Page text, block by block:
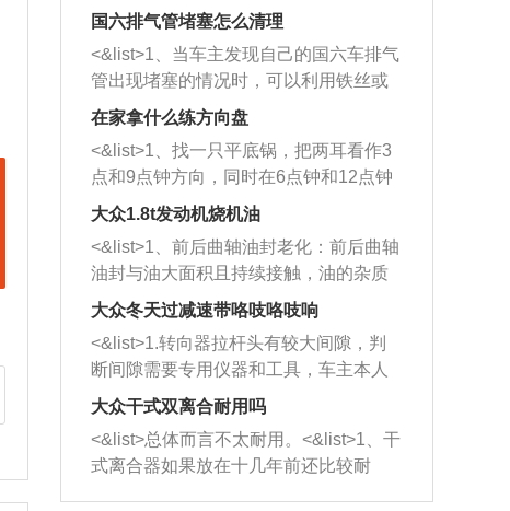
牌，但是中高低端的轮胎都有生产，这
也是为了更好的开拓市场。
国六排气管堵塞怎么清理
<&list>1、当车主发现自己的国六车排气
管出现堵塞的情况时，可以利用铁丝或
者是细棍，直接将杂物给取出来，如果
堵塞情况比较严重，也可以采取应急措
施。 <&list>2、直接利用木棍将所有的
杂物推到排气管里面的位置处，然后将
三元催化器拆解开，就可以将堵塞的东
西取出来。但如果是因为积碳过多引起
的堵塞，就需要将三元催化器泡在草酸
洗剂对堵塞的情况得到解决，将清洗剂
放在燃油箱中，与燃油混合后，车辆启
动时，就可以和汽油一起进入到燃烧
室，最后形成废气排出，就可以让三元
催化器得到清洗，排气管堵塞的情况就
能够得到解决。
在家拿什么练方向盘
<&list>1、找一只平底锅，把两耳看作3
点和9点钟方向，同时在6点钟和12点钟
方向做一个标记。 <&list>2、双手握住
一圈半的练习，往右同样也要打相同的
圈数。 <&list>3、最后强调要反复练
习，这样就可以形成肌肉记忆，在真实
驾驶车辆时，不需要记忆也能打好方
向。
大众1.8t发动机烧机油
<&list>1、前后曲轴油封老化：前后曲轴
油封与油大面积且持续接触，油的杂质
和发动机内持续温度变化使其密封效果
逐渐减弱，导致渗油或漏油。<&list>2、
活塞间隙过大：积碳会使活塞环与缸体
的间隙扩大，导致机油流入燃烧室中，
造成烧机油。<&list>3、机油粘度。使用
机油粘度过小的话，同样会有烧机油现
象，机油粘度过小具有很好的流动性，
大众冬天过减速带咯吱咯吱响
<&list>1.转向器拉杆头有较大间隙，判
断间隙需要专用仪器和工具，车主本人
无法制作，需要将车辆送到修理厂或4s
店；<&list>2.车辆半轴套管防尘罩破
裂，破裂后会出现漏油现象，使半轴磨
损严重，磨损的半轴容易损坏，产生异
响；<&list>3.稳定器的转向胶套和球头
大众干式双离合耐用吗
<&list>总体而言不太耐用。<&list>1、干
式离合器如果放在十几年前还比较耐